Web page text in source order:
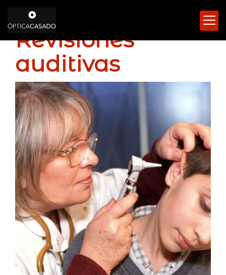
Revisiones
auditivas